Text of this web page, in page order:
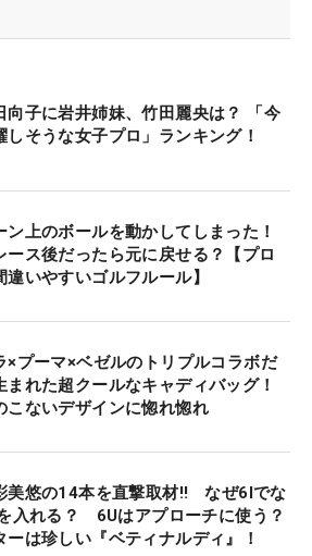
向子に岩井姉妹、竹田麗央は？ 「今
しそうな女子プロ」ランキング！
ン上のボールを動かしてしまった！
ース後だったら元に戻せる？【プロ
違いやすいゴルフルール】
×プーマ×ベゼルのトリプルコラボだ
まれた超クールなキャディバッグ！
こないデザインに惚れ惚れ
美悠の14本を直撃取材‼ なぜ6Iでな
入れる？ 6Uはアプローチに使う？
は珍しい『ベティナルディ』！